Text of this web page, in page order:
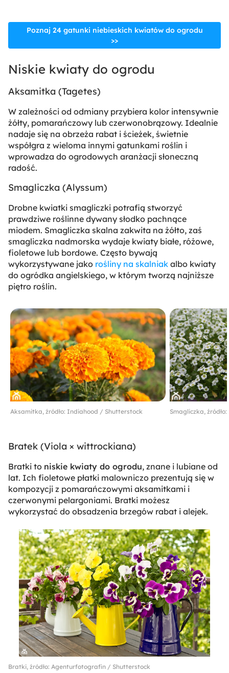
Poznaj 24 gatunki niebieskich kwiatów do ogrodu
>>
Niskie kwiaty do ogrodu
Aksamitka (Tagetes)
W zależności od odmiany przybiera kolor intensywnie
żółty, pomarańczowy lub czerwonobrązowy. Idealnie
nadaje się na obrzeża rabat i ścieżek, świetnie
współgra z wieloma innymi gatunkami roślin i
wprowadza do ogrodowych aranżacji słoneczną
radość.
Smagliczka (Alyssum)
Drobne kwiatki smagliczki potrafią stworzyć
prawdziwe roślinne dywany słodko pachnące
miodem. Smagliczka skalna zakwita na żółto, zaś
smagliczka nadmorska wydaje kwiaty białe, różowe,
fioletowe lub bordowe. Często bywają
wykorzystywane jako rośliny na skalniak albo kwiaty
do ogródka angielskiego, w którym tworzą najniższe
piętro roślin.
Aksamitka, źródło: Indiahood / Shutterstock Smagliczka,
Bratek (Viola × wittrockiana)
Bratki to niskie kwiaty do ogrodu, znane i lubiane od
lat. Ich fioletowe płatki malowniczo prezentują się w
kompozycji z pomarańczowymi aksamitkami i
czerwonymi pelargoniami. Bratki możesz
wykorzystać do obsadzenia brzegów rabat i alejek.
Bratki, źródło: Agenturfotografin / Shutterstock